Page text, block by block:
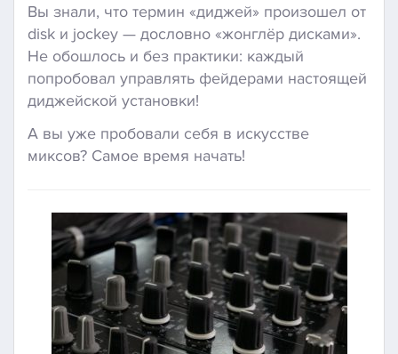
Вы знали, что термин «диджей» произошел от
disk и jockey — дословно «жонглёр дисками».
Не обошлось и без практики: каждый
попробовал управлять фейдерами настоящей
диджейской установки!
А вы уже пробовали себя в искусстве
миксов? Самое время начать!